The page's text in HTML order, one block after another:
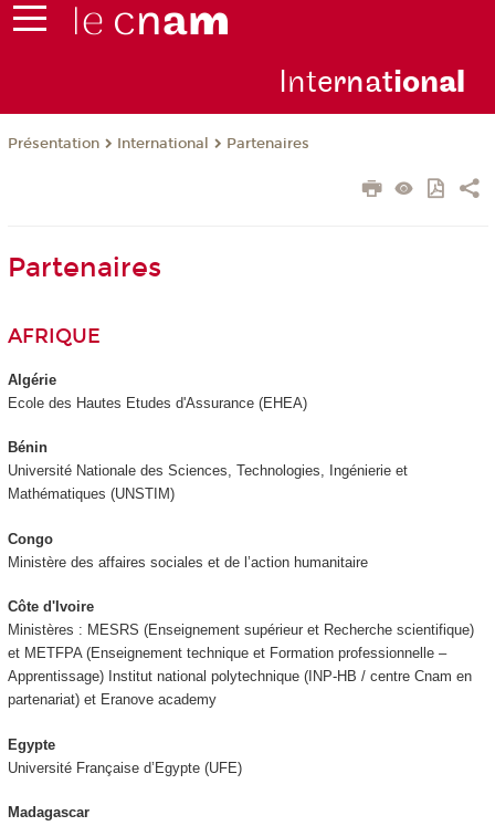
International
Présentation International Partenaires
Partenaires
AFRIQUE
Algérie
Ecole des Hautes Etudes d'Assurance (EHEA)
Bénin
Université Nationale des Sciences, Technologies, Ingénierie et
Mathématiques (UNSTIM)
Congo
Ministère des affaires sociales et de l’action humanitaire
Côte d'Ivoire
Ministères : MESRS (Enseignement supérieur et Recherche scientifique)
et METFPA (Enseignement technique et Formation professionnelle –
Apprentissage) Institut national polytechnique (INP-HB / centre Cnam en
partenariat) et Eranove academy
Egypte
Université Française d’Egypte (UFE)
Madagascar